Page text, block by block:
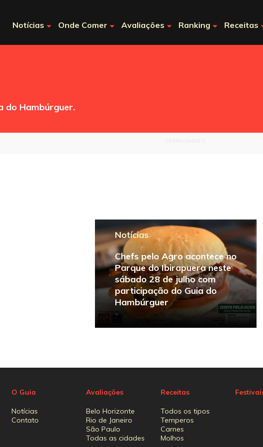
Notícias Onde Comer Avaliações Ranking Receitas
do Hambúrguer.
Notícias
Chefs pelo Agro acontece no
Parque do Ibirapuera neste
sábado 28 de julho com
participação do Guia do
Hambúrguer
O Guia
Notícias
Contato
Avaliações
Belo Horizonte
Rio de Janeiro
São Paulo
Todas as cidades
Receitas
Todos os tipos
Temperos
Carnes
Molhos